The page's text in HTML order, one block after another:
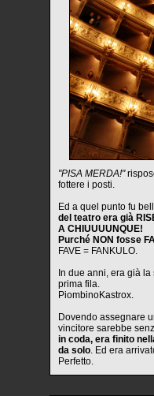
"PISA MERDA!"
fottere i posti.
Ed a quel punto fu
del teatro era già
A CHIUUUUNQUE!
Purché NON fosse
FAVE = FANKULO.
In due anni, era già
prima fila.
PiombinoKastrox.
Dovendo assegnare
vincitore sarebbe
in coda, era finito
da solo. Ed era
Perfetto.